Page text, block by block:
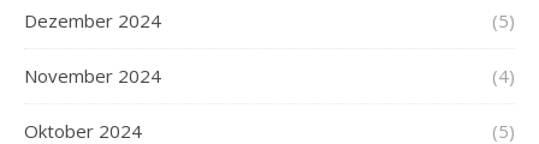
Dezember 2024 (5)
November 2024 (4)
Oktober 2024 (5)